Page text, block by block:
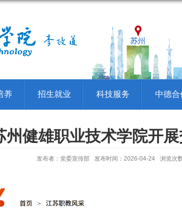
养 招生就业 科技服务 中德合
州健雄职业技术学院开
发布者：党委宣传部 发布时间：2026-04-24 浏览次